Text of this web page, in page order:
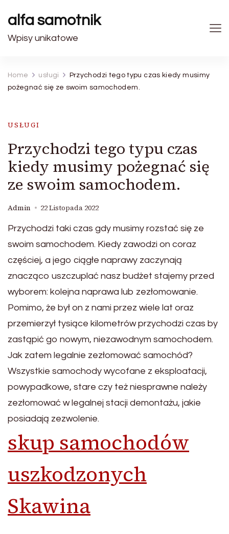
alfa samotnik
Wpisy unikatowe
Home usługi
Przychodzi tego typu czas kiedy musimy
pożegnać się ze swoim samochodem.
USŁUGI
Przychodzi tego typu czas
kiedy musimy pożegnać się
ze swoim samochodem.
Admin 22 Listopada 2022
Przychodzi taki czas gdy musimy rozstać się ze
swoim samochodem. Kiedy zawodzi on coraz
częściej, a jego ciągłe naprawy zaczynają
znacząco uszczuplać nasz budżet stajemy przed
wyborem: kolejna naprawa lub zezłomowanie.
Pomimo, że był on z nami przez wiele lat oraz
przemierzył tysiące kilometrów przychodzi czas by
zastąpić go nowym, niezawodnym samochodem.
Jak zatem legalnie zezłomować samochód?
Wszystkie samochody wycofane z eksploatacji,
powypadkowe, stare czy też niesprawne należy
zezłomować w legalnej stacji demontażu, jakie
posiadają zezwolenie.
skup samochodów
uszkodzonych
Skawina